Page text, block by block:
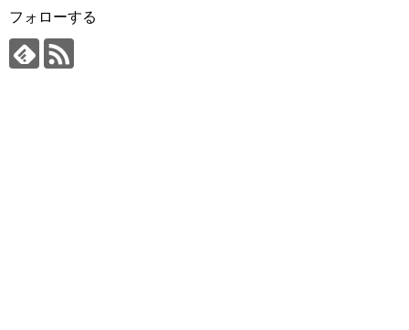
フォローする